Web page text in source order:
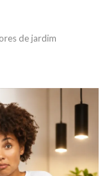
de jardim